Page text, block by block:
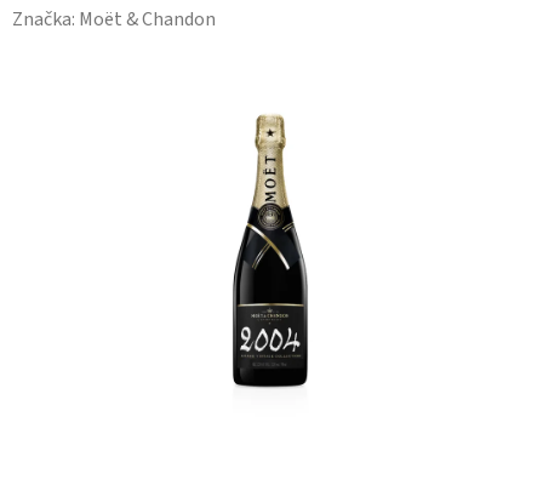
Značka: Moët & Chandon